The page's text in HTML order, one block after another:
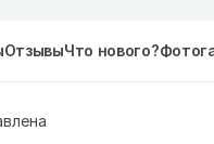
ОтзывыЧто нового?